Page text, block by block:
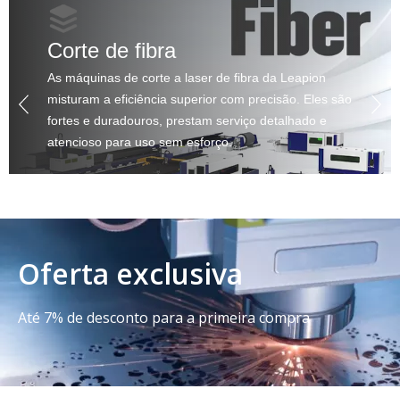
Corte de fibra
As máquinas de corte a laser de fibra da Leapion
misturam a eficiência superior com precisão. Eles são
fortes e duradouros, prestam serviço detalhado e
atencioso para uso sem esforço.
Oferta exclusiva
Até 7% de desconto para a primeira compra